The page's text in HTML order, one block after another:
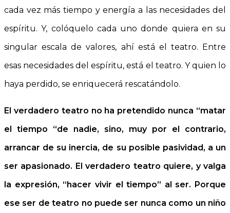
cada vez más tiempo y energía a las necesidades del
espíritu. Y, colóquelo cada uno donde quiera en su
singular escala de valores, ahí está el teatro. Entre
esas necesidades del espíritu, está el teatro. Y quien lo
haya perdido, se enriquecerá rescatándolo.
El verdadero teatro no ha pretendido nunca “matar
el tiempo “de nadie, sino, muy por el contrario,
arrancar de su inercia, de su posible pasividad, a un
ser apasionado. El verdadero teatro quiere, y valga
la expresión, “hacer vivir el tiempo” al ser. Porque
ese ser de teatro no puede ser nunca como un niño